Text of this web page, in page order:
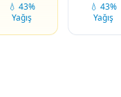
💧 43%
Yağış
💧 43%
Yağış